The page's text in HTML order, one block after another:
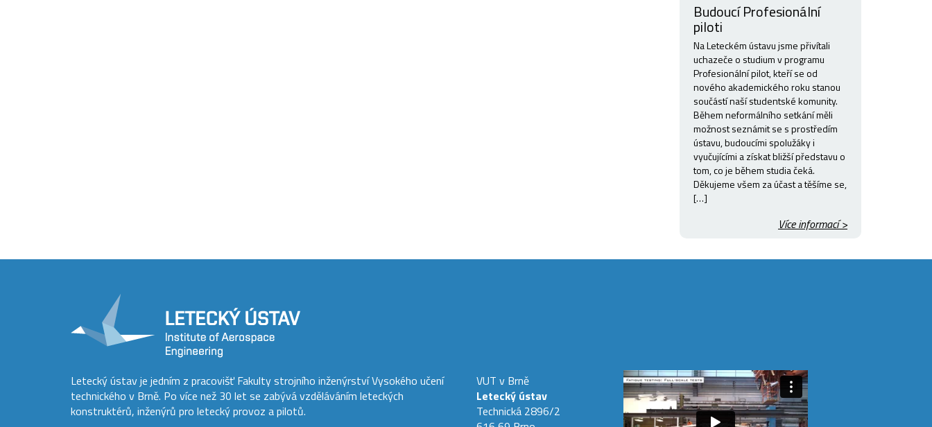
Budoucí Profesionální
piloti
Na Leteckém ústavu jsme přivítali
uchazeče o studium v programu
Profesionální pilot, kteří se od
nového akademického roku stanou
součástí naší studentské komunity.
Během neformálního setkání měli
možnost seznámit se s prostředím
ústavu, budoucími spolužáky i
vyučujícími a získat bližší představu o
tom, co je během studia čeká.
Děkujeme všem za účast a těšíme se,
[…]
Více informací >
Letecký ústav je jedním z pracovišť Fakulty strojního inženýrství Vysokého učení
technického v Brně. Po více než 30 let se zabývá vzděláváním leteckých
konstruktérů, inženýrů pro letecký provoz a pilotů.
VUT v Brně
Letecký ústav
Technická 2896/2